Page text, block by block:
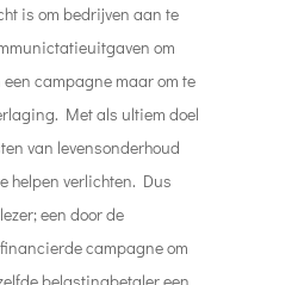
is om bedrijven aan te
om
campagne maar om te
Met als ultiem doel
van levensonderhoud
helpen verlichten. Dus
een door de
campagne om